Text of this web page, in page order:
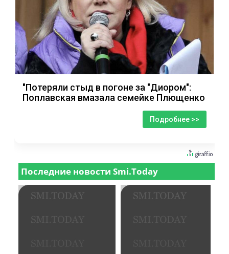
"Потеряли стыд в погоне за "Диором":
Поплавская вмазала семейке Плющенко
Подробнее >>